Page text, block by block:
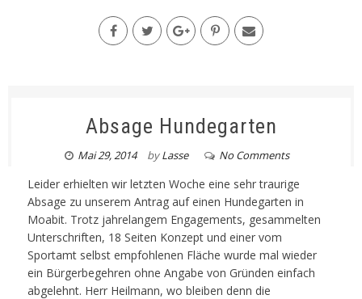
Absage Hundegarten
Mai 29, 2014 byLasse No Comments
Leider erhielten wir letzten Woche eine sehr traurige
Absage zu unserem Antrag auf einen Hundegarten in
Moabit. Trotz jahrelangem Engagements, gesammelten
Unterschriften, 18 Seiten Konzept und einer vom
Sportamt selbst empfohlenen Fläche wurde mal wieder
ein Bürgerbegehren ohne Angabe von Gründen einfach
abgelehnt. Herr Heilmann, wo bleiben denn die